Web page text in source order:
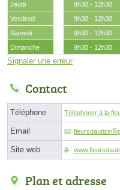
Jeudi
9h30 - 12h30
Vendredi
9h30 - 12h30
Samedi
9h30 - 12h30
Dimanche
9h30 - 12h30
Signaler une erreur
Contact
Téléphone Téléphoner à la
Email
Site web
Plan et adresse